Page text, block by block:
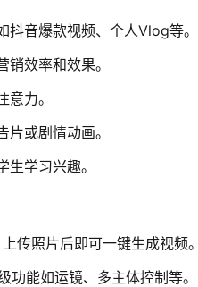
音爆款视频、个人Vlog等。
效率和效果。
力。
或剧情动画。
学习兴趣。
传照片后即可一键生成视频。
功能如运镜、多主体控制等。